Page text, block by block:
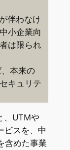
伴わなけ
小企業向
は限られ
本来の
キュリテ
、UTMや
ビスを、中
含めた事業